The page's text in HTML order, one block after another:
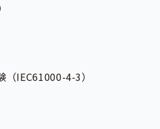
IEC61000-4-3）